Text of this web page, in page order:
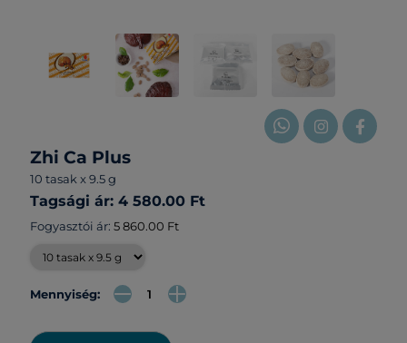
Zhi Ca Plus
10 tasak x 9.5 g
Tagsági ár: 4 580.00 Ft
Fogyasztói ár: 5 860.00 Ft
Mennyiség: